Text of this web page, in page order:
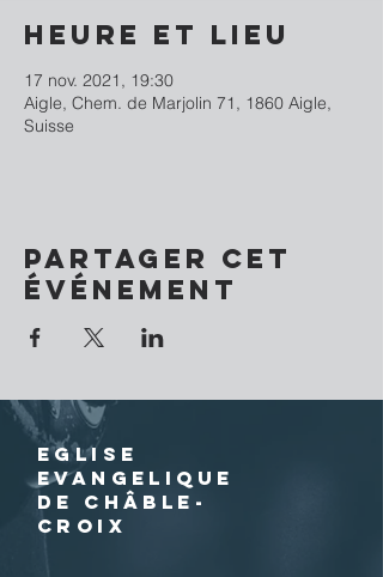
Heure et lieu
17 nov. 2021, 19:30
Aigle, Chem. de Marjolin 71, 1860 Aigle,
Suisse
Partager cet
événement
EGLISE
EVANGELIQUE
DE CHÂBLE-
CROIX